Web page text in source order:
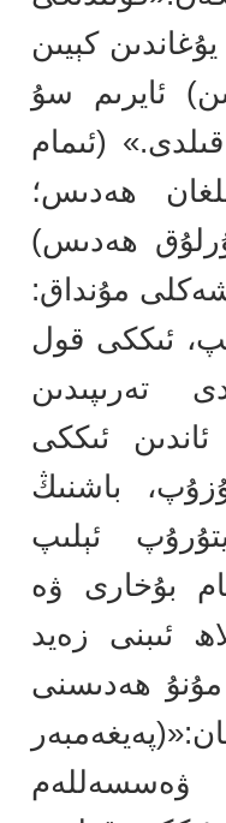
كېيىن
ئايرىم سۇ
(ئىمام
ھەدىس؛
39-نومۇرلۇق ھەدىس)
مۇنداق:
ئىككى قول
تەرىپىدىن
ئاندىن ئىككى
باشنىڭ
ئېلىپ
بۇخارى ۋە
ئىبنى زەيد
مۇنۇ ھەدىسنى
ۋەسسەللەم